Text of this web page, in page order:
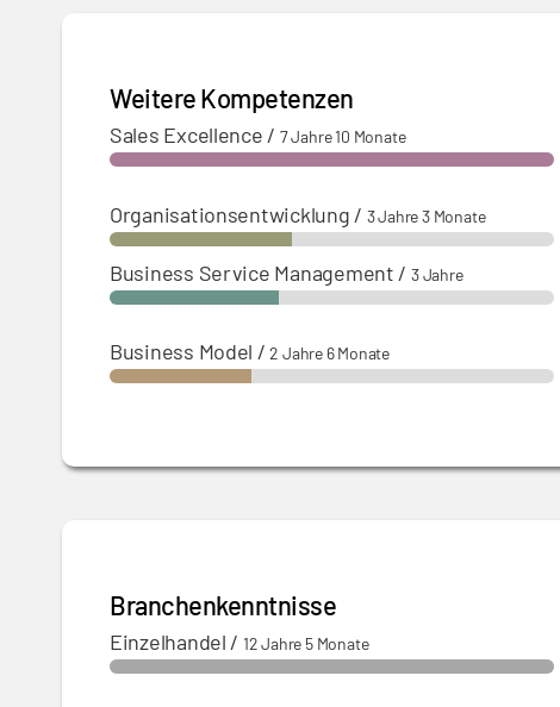
Weitere Kompetenzen
Sales Excellence / 7 Jahre 10 Monate
Organisationsentwicklung / 3 Jahre 3 Monate
Business Service Management / 3 Jahre
Business Model /2 Jahre 6 Monate
Branchenkenntnisse
Einzelhandel / 12 Jahre 5 Monate